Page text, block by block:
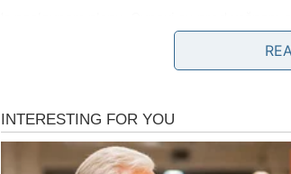
doneti ponudu, ideju ili unutrašnji impuls koji
Ovo je period u kojem Ovnovi shvataju da
Poruka za Ovna
Prelomni dani vas uče hrabrosti da birate